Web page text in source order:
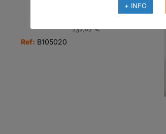
FILTRO DE AIRE, PRIMARIO
131,07€
Ref: B105020
+ INFO